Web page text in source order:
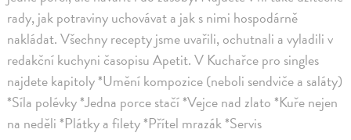
rady, jak potraviny uchovávat a jak s nimi hospodárně
nakládat. Všechny recepty jsme uvařili, ochutnali a vyladili v
redakční kuchyni časopisu Apetit. V Kuchařce pro singles
najdete kapitoly *Umění kompozice (neboli sendviče a saláty)
*Síla polévky *Jedna porce stačí *Vejce nad zlato *Kuře nejen
na neděli *Plátky a filety *Přítel mrazák *Servis